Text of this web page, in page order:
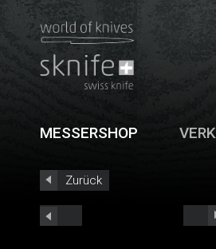
MESSERSHOP
Zurück